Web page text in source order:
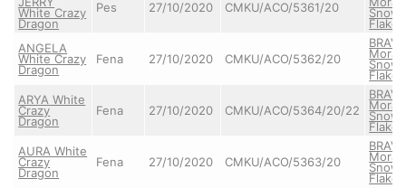
White Crazy
Dragon
Pes 27/10/2020 CMKU/ACO/5361/20 Snow
Flake
ANGELA
White Crazy
Dragon
Fena 27/10/2020 CMKU/ACO/5362/20
BRAVE
Snow
Flake
ARYA White
Crazy
Dragon
Fena 27/10/2020 CMKU/ACO/5364/20/22
BRAVE
Snow
Flake
AURA White
Crazy
Dragon
Fena 27/10/2020 CMKU/ACO/5363/20
BRAVE
Snow
Flake